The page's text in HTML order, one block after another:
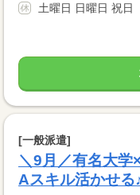
土曜日 日曜日 祝日
[一般派遣]
＼9月／有名大
Aスキル活かせる